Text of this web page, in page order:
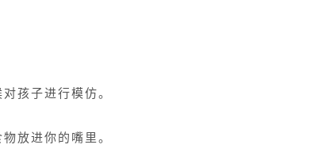
孩子进行模仿。
放进你的嘴里。